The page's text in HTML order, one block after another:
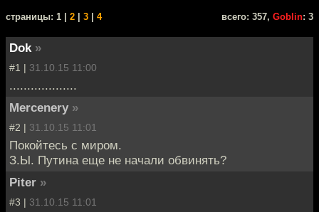
cтраницы: 1 | 2 3 4 всего: 357, Goblin: 3
Dok »
#1 | 31.10.15 11:00
...................
Mercenery »
#2 | 31.10.15 11:01
Покойтесь с миром.
З.Ы. Путина еще не начали обвинять?
Piter »
#3 | 31.10.15 11:01